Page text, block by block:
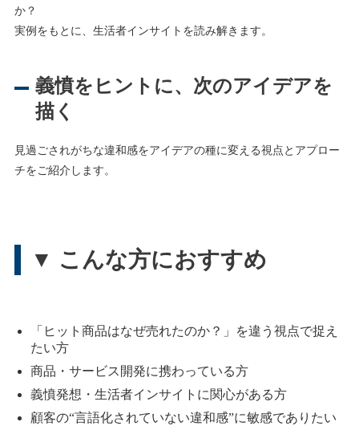
か？
実例をもとに、生活者インサイトを読み解きます。
義憤をヒントに、次のアイデアを
描く
見過ごされがちな違和感をアイデアの種に変える視点とアプロー
チをご紹介します。
▼ こんな方におすすめ
「ヒット商品はなぜ売れたのか？」を違う視点で捉え
たい方
商品・サービス開発に携わっている方
義憤発想・生活者インサイトに関心がある方
顧客の“言語化されていない違和感”に敏感でありたい